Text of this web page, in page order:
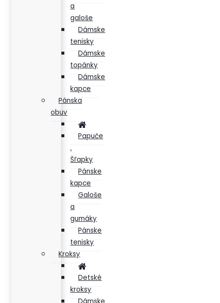
a
galoše
Dámske
tenisky
Dámske
topánky
Dámske
kapce
Pánska
obuv
Papuče
.
Šľapky
Pánske
kapce
Galoše
a
gumáky
Pánske
tenisky
Kroksy
Detské
kroksy